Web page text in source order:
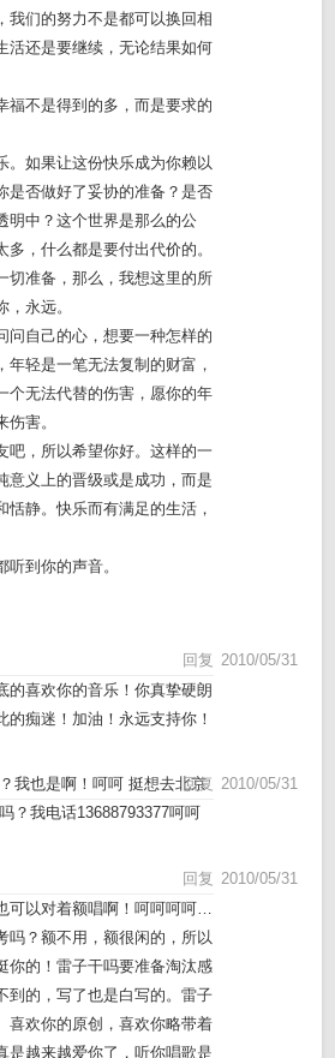
我们的努力不是都可以换回相
活还是要继续，无论结果如何
福不是得到的多，而是要求的
。如果让这份快乐成为你赖以
是否做好了妥协的准备？是否
明中？这个世界是那么的公
多，什么都是要付出代价的。
切准备，那么，我想这里的所
，永远。
问自己的心，想要一种怎样的
年轻是一笔无法复制的财富，
个无法代替的伤害，愿你的年
伤害。
吧，所以希望你好。这样的一
意义上的晋级或是成功，而是
恬静。快乐而有满足的生活，
听到你的声音。
2010/05/31
回复
的喜欢你的音乐！你真挚硬朗
的痴迷！加油！永远支持你！
2010/05/31
我也是啊！呵呵 挺想去北京
？我电话13688793377呵呵
回复
2010/05/31
回复
可以对着额唱啊！呵呵呵呵…
吗？额不用，额很闲的，所以
你的！雷子干吗要准备淘汰感
到的，写了也是白写的。雷子
喜欢你的原创，喜欢你略带着
是越来越爱你了，听你唱歌是